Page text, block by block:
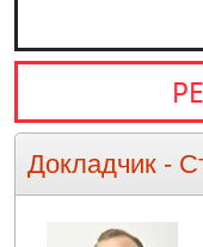
Докладчик -